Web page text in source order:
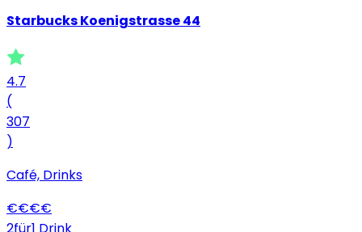
Starbucks Koenigstrasse 44
4.7
(
307
)
Café, Drinks
€€€€